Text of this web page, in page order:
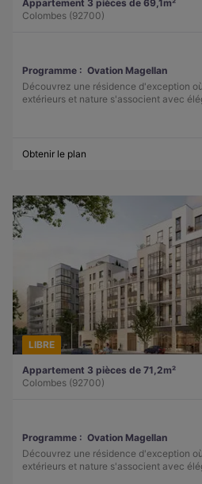
Appartement 3 pièces de 69,1m²
Colombes (92700)
Programme : Ovation Magellan
Découvrez une résidence d'exception
extérieurs et nature s'associent avec
Obtenir le plan
LIBRE
Appartement 3 pièces de 71,2m²
Colombes (92700)
Programme : Ovation Magellan
Découvrez une résidence d'exception
extérieurs et nature s'associent avec